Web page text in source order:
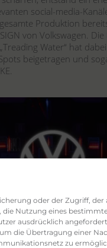
oder der Zugriff, der
die Nutzung eines
ausdrücklich
die Übertragung einer
zu
social-media-
Produktion
von Volkswagen. Die
Water“ hat
beigetragen und